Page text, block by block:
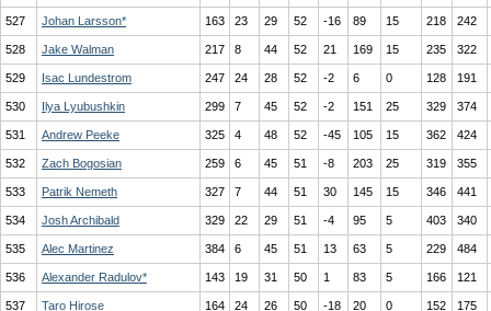
527 Johan Larsson* 163 23 29 52 -16 89 15 218 242
528 Jake Walman 217 8 44 52 21 169 15 235 322
529 Isac Lundestrom 247 24 28 52 -2 6 0 128 191
530 Ilya Lyubushkin 299 7 45 52 -2 151 25 329 374
531 Andrew Peeke 325 4 48 52 -45 105 15 362 424
532 Zach Bogosian 259 6 45 51 -8 203 25 319 355
533 Patrik Nemeth 327 7 44 51 30 145 15 346 441
534 Josh Archibald 329 22 29 51 -4 95 5 403 340
535 Alec Martinez 384 6 45 51 13 63 5 229 484
536 Alexander Radulov* 143 19 31 50 1 83 5 166 121
537 Taro Hirose 164 24 26 50 -18 20 0 152 175